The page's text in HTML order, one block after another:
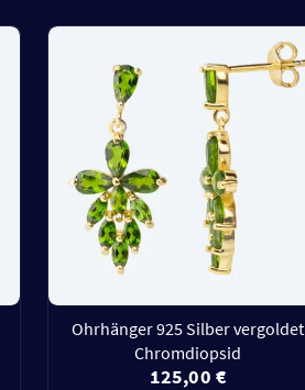
Ohrhänger 925 Silber vergoldet
Chromdiopsid
125,00 €